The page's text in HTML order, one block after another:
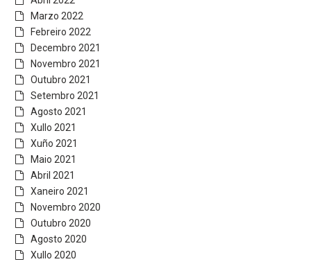
Marzo 2022
Febreiro 2022
Decembro 2021
Novembro 2021
Outubro 2021
Setembro 2021
Agosto 2021
Xullo 2021
Xuño 2021
Maio 2021
Abril 2021
Xaneiro 2021
Novembro 2020
Outubro 2020
Agosto 2020
Xullo 2020